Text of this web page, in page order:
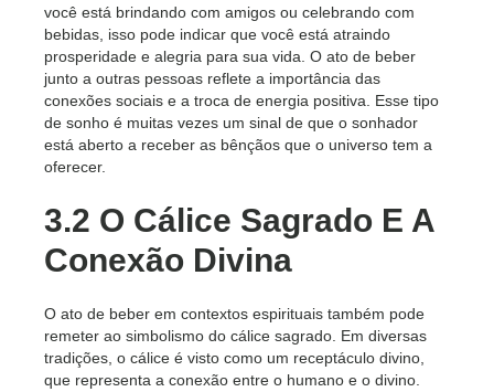
você está brindando com amigos ou celebrando com
bebidas, isso pode indicar que você está atraindo
prosperidade e alegria para sua vida. O ato de beber
junto a outras pessoas reflete a importância das
conexões sociais e a troca de energia positiva. Esse tipo
de sonho é muitas vezes um sinal de que o sonhador
está aberto a receber as bênçãos que o universo tem a
oferecer.
3.2 O Cálice Sagrado E A
Conexão Divina
O ato de beber em contextos espirituais também pode
remeter ao simbolismo do cálice sagrado. Em diversas
tradições, o cálice é visto como um receptáculo divino,
que representa a conexão entre o humano e o divino.